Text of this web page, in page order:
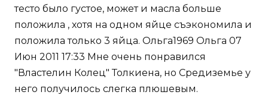
тесто было густое, может и масла больше
положила , хотя на одном яйце съэкономила и
положила только 3 яйца. Ольга1969 Ольга 07
Июн 2011 17:33 Мне очень понравился
"Властелин Колец" Толкиена, но Средиземье у
него получилось слегка плюшевым.